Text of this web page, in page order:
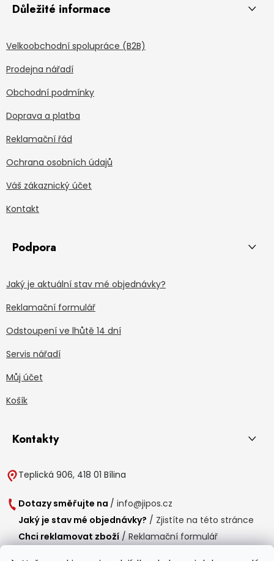
Důležité informace
Velkoobchodní spolupráce (B2B)
Prodejna nářadí
Obchodní podmínky
Doprava a platba
Reklamační řád
Ochrana osobních údajů
Váš zákaznický účet
Kontakt
Podpora
Jaký je aktuální stav mé objednávky?
Reklamační formulář
Odstoupení ve lhůtě 14 dní
Servis nářadí
Můj účet
Košík
Kontakty
Teplická 906, 418 01 Bílina
Dotazy směřujte na / info@jipos.cz
Jaký je stav mé objednávky? / Zjistíte na této stránce
Chci reklamovat zboží / Reklamační formulář